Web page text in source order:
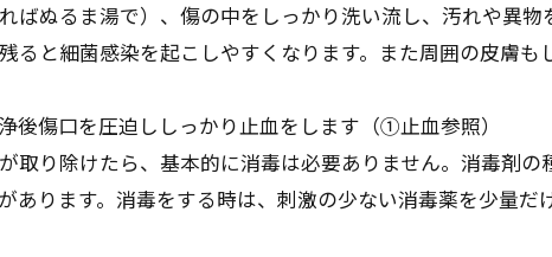
ばぬるま湯で）、傷の中をしっかり洗い流し、汚れや異
ると細菌感染を起こしやすくなります。また周囲の皮膚
後傷口を圧迫ししっかり止血をします（①止血参照）
取り除けたら、基本的に消毒は必要ありません。消毒剤の
あります。消毒をする時は、刺激の少ない消毒薬を少量だ